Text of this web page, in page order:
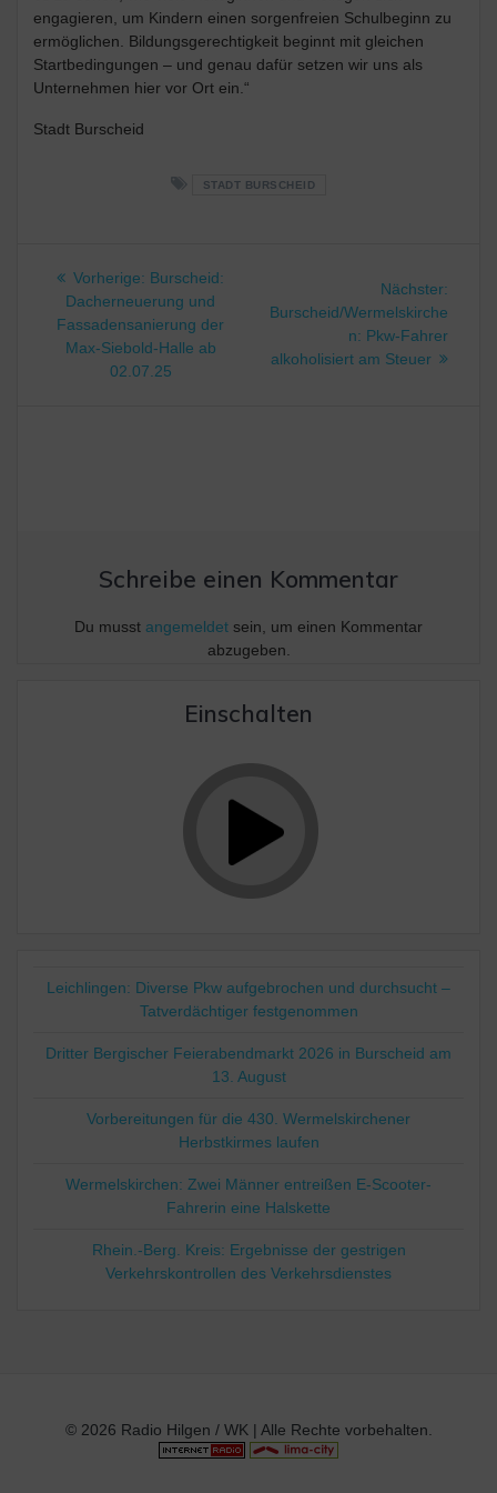
engagieren, um Kindern einen sorgenfreien Schulbeginn zu
ermöglichen. Bildungsgerechtigkeit beginnt mit gleichen
Startbedingungen – und genau dafür setzen wir uns als
Unternehmen hier vor Ort ein.“
Stadt Burscheid
STADT BURSCHEID
Beitragsnavigation
Vorherige: Vorheriger
Beitrag:
Burscheid:
Dacherneuerung und
Fassadensanierung der
Max-Siebold-Halle ab
02.07.25
Nächster:
Burscheid/Wermelskirche
n: Pkw-Fahrer
alkoholisiert am Steuer
Schreibe einen Kommentar
Du musst angemeldet sein, um einen Kommentar
abzugeben.
Einschalten
Leichlingen: Diverse Pkw aufgebrochen und durchsucht –
Tatverdächtiger festgenommen
Dritter Bergischer Feierabendmarkt 2026 in Burscheid am
13. August
Vorbereitungen für die 430. Wermelskirchener
Herbstkirmes laufen
Wermelskirchen: Zwei Männer entreißen E-Scooter-
Fahrerin eine Halskette
Rhein.-Berg. Kreis: Ergebnisse der gestrigen
Verkehrskontrollen des Verkehrsdienstes
© 2026 Radio Hilgen / WK | Alle Rechte vorbehalten.